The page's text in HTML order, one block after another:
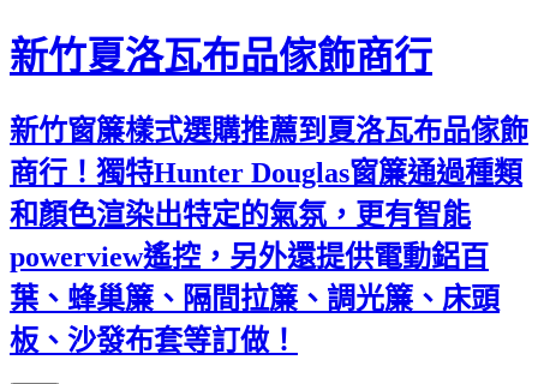
新竹夏洛瓦布品傢飾商行
新竹窗簾樣式選購推薦到夏洛瓦布品傢飾
商行！獨特Hunter Douglas窗簾通過種類
和顏色渲染出特定的氣氛，更有智能
powerview遙控，另外還提供電動鋁百
葉、蜂巢簾、隔間拉簾、調光簾、床頭
板、沙發布套等訂做！